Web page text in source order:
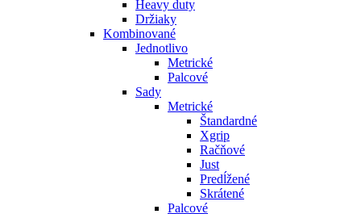
Heavy duty
Držiaky
Kombinované
Jednotlivo
Metrické
Palcové
Sady
Metrické
Štandardné
Xgrip
Račňové
Just
Predĺžené
Skrátené
Palcové